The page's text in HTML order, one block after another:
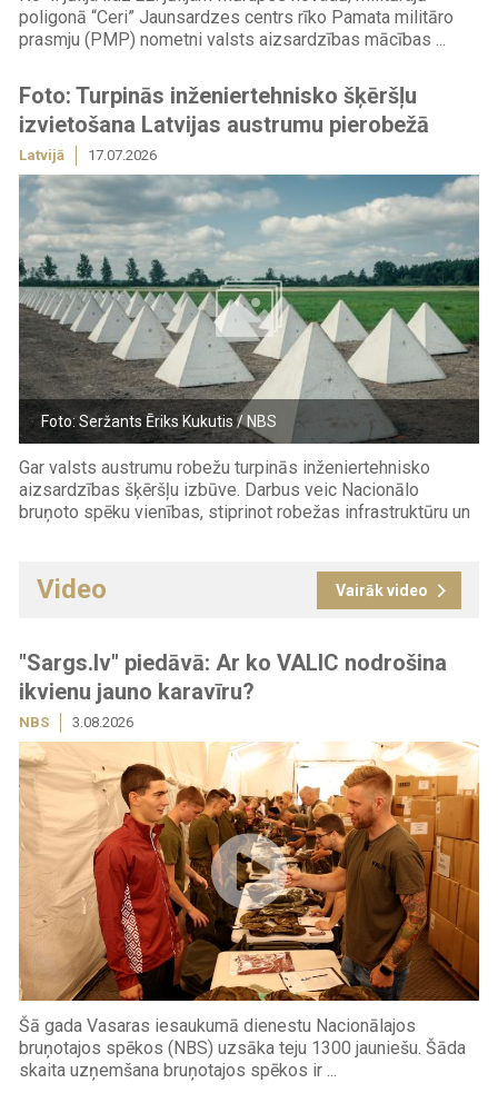
poligonā “Ceri” Jaunsardzes centrs rīko Pamata militāro
prasmju (PMP) nometni valsts aizsardzības mācības ...
Foto: Turpinās inženiertehnisko šķēršļu
izvietošana Latvijas austrumu pierobežā
Latvijā 17.07.2026
Foto: Seržants Ēriks Kukutis / NBS
Gar valsts austrumu robežu turpinās inženiertehnisko
aizsardzības šķēršļu izbūve. Darbus veic Nacionālo
bruņoto spēku vienības, stiprinot robežas infrastruktūru un
Video Vairāk video
"Sargs.lv" piedāvā: Ar ko VALIC nodrošina
ikvienu jauno karavīru?
NBS 3.08.2026
Šā gada Vasaras iesaukumā dienestu Nacionālajos
bruņotajos spēkos (NBS) uzsāka teju 1300 jauniešu. Šāda
skaita uzņemšana bruņotajos spēkos ir ...